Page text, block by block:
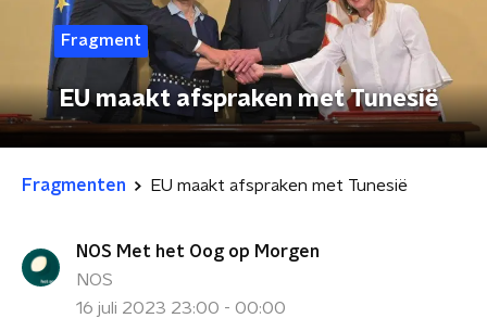
Fragment
EU maakt afspraken met Tunesië
Fragmenten EU maakt afspraken met Tunesië
NOS Met het Oog op Morgen
NOS
16 juli 2023 23:00 - 00:00